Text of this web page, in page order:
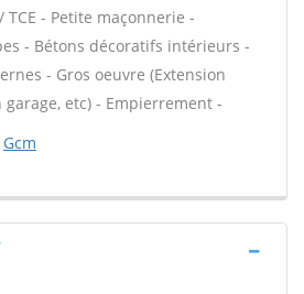
- Petite maçonnerie -
- Bétons décoratifs intérieurs -
- Gros oeuvre (Extension
etc) - Empierrement -
Gcm